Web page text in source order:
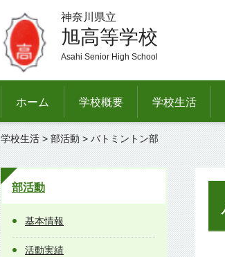
神奈川県立
旭高等学校
Asahi Senior High School
ホーム 学校概要 学校生活
学校生活 > 部活動 > バトミントン部
部活動
基本情報
活動実績